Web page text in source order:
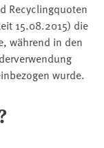
Recyclingquoten
15.08.2015) die
während in den
wurde.